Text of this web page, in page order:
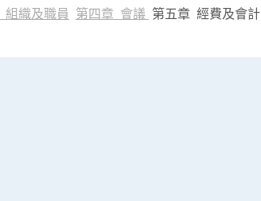
織及職員 第四章 會議 第五章 經費及會計